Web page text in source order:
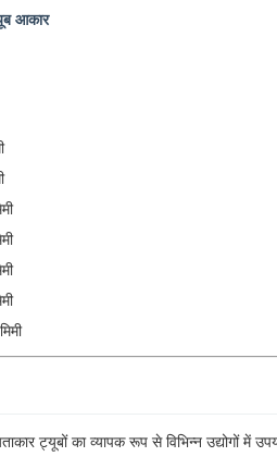
आकार
ट्यूबों का व्यापक रूप से विभिन्न उद्योगों में